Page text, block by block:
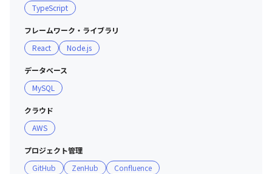
TypeScript
フレームワーク・ライブラリ
React
Node.js
データベース
MySQL
クラウド
AWS
プロジェクト管理
GitHub
ZenHub Confluence